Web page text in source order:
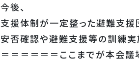
今後、
支援体制が一定整った避難支援
安否確認や避難支援等の訓練実
＝＝＝＝＝＝ここまでが本会